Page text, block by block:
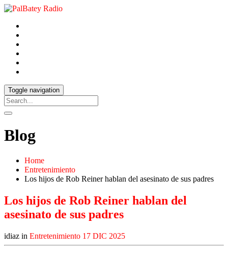
Toggle navigation
Blog
Home
Entretenimiento
Los hijos de Rob Reiner hablan del asesinato de sus padres
Los hijos de Rob Reiner hablan del
asesinato de sus padres
idiaz in Entretenimiento 17 DIC 2025